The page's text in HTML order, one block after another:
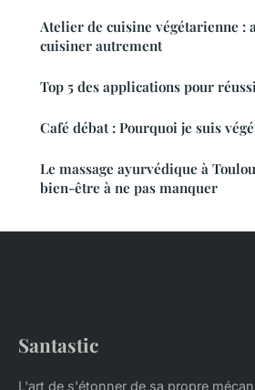
Atelier de cuisine végétarienne :
cuisiner autrement
Top 5 des applications pour
Café débat : Pourquoi je suis
Le massage ayurvédique à
bien-être à ne pas manquer
Santastic
L'art de s'étonner de sa propre